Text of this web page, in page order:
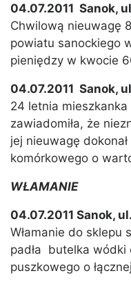
04.07.2011 Sanok,
Chwilową nieuwagę
powiatu sanockiego
pieniędzy w kwocie
04.07.2011 Sanok,
24 letnia
zawiadomiła, że
jej nieuwagę
komórkowego o
WŁAMANIE
04.07.2011 Sanok,
Włamanie do sklepu
padła butelka wódki
puszkowego o